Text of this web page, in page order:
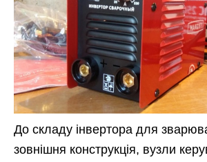
До складу інвертора для
зовнішня конструкція, вузли